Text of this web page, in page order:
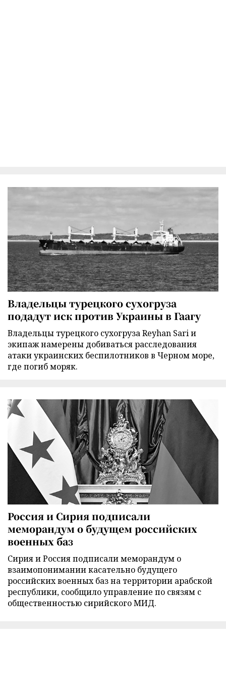
Владельцы турецкого сухогруза
подадут иск против Украины в Гаагу
Владельцы турецкого сухогруза Reyhan Sari и
экипаж намерены добиваться расследования
атаки украинских беспилотников в Черном море,
где погиб моряк.
Россия и Сирия подписали
меморандум о будущем российских
военных баз
Сирия и Россия подписали меморандум о
взаимопонимании касательно будущего
российских военных баз на территории арабской
республики, сообщило управление по связям с
общественностью сирийского МИД.